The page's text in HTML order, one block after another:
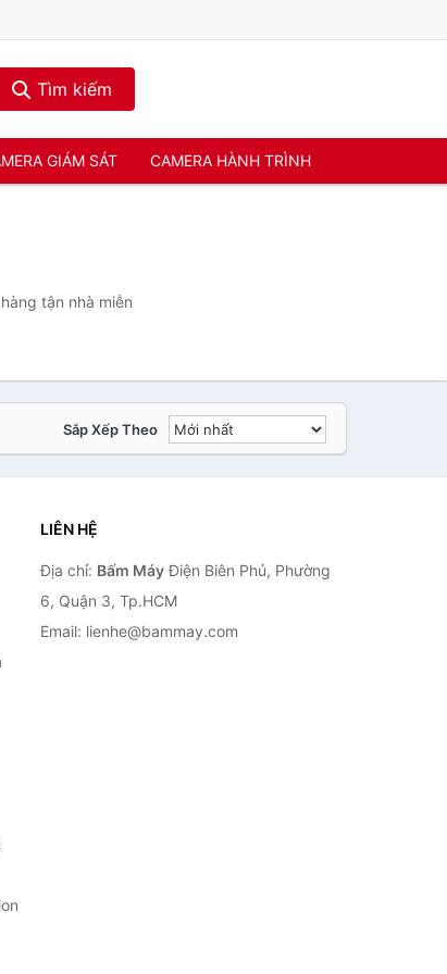
Tìm kiếm
GIÁM SÁT CAMERA HÀNH TRÌNH
tận nhà miễn
Sắp Xếp Theo
LIÊN HỆ
Địa chỉ: Bấm MáyĐiện Biên Phủ, Phường
6, Quận 3, Tp.HCM
Email: lienhe@bammay.com